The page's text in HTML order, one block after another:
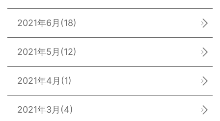
2021年6月 (18)
2021年5月 (12)
2021年4月 (1)
2021年3月 (4)